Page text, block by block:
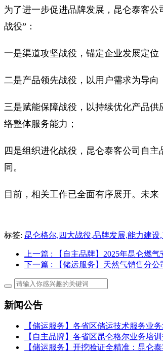
为了进一步促进品牌发展，昆仑泰客
战役”：
一是渠道攻坚战役，锚定企业发展定位
二是产品领先战役，以用户需求为导
三是赋能保障战役，以持续优化产品
络整体服务能力；
四是组织进化战役，昆仑泰客公司自
同。
目前，相关工作已全面有序展开。未
标签: 昆仑格尔,四大战役,品牌发展,能力建
上一篇 : 【自主品牌】2025年昆仑燃
下一篇 : 【储运服务】天然气销售分
新闻公告
【储运服务】各省区储运技术服务业
【自主品牌】各省区昆仑格尔业务培
【储运服务】开挖验证全精准：昆仑